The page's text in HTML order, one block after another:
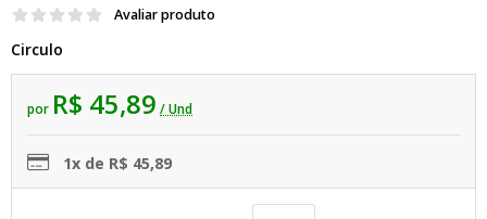
Avaliar produto
Circulo
por R$ 45,89 / Und
1x de R$ 45,89